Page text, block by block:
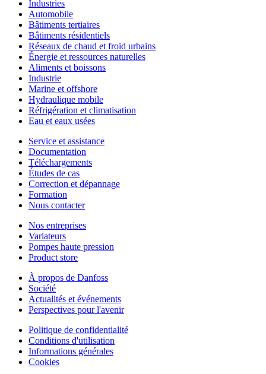
Industries
Automobile
Bâtiments tertiaires
Bâtiments résidentiels
Réseaux de chaud et froid urbains
Énergie et ressources naturelles
Aliments et boissons
Industrie
Marine et offshore
Hydraulique mobile
Réfrigération et climatisation
Eau et eaux usées
Service et assistance
Documentation
Téléchargements
Études de cas
Correction et dépannage
Formation
Nous contacter
Nos entreprises
Variateurs
Pompes haute pression
Product store
À propos de Danfoss
Société
Actualités et événements
Perspectives pour l'avenir
Politique de confidentialité
Conditions d'utilisation
Informations générales
Cookies